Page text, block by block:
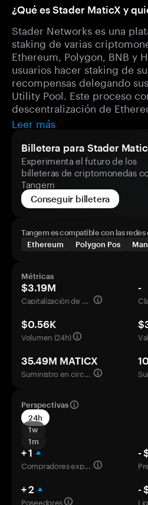
¿Qué es Stader MaticX y
Stader Networks es una
staking de varias
Ethereum, Polygon, BNB y
usuarios hacer staking de
recompensas delegando
Utility Pool. Este proceso
descentralización de
Leer más
Billetera para Stader
Experimenta el futuro de los
billeteras de criptomonedas
Tangem
Conseguir billetera
Tangem es compatible con las redes
Ethereum
Polygon Pos
Métricas
$3.19M
Capitalización de mercado
-
$0.56K
Volumen (24h)
35.49M MATICX
Suministro en circulación
Perspectivas
24h
1w
1m
+ 1
Compradores experimentados
-
+ 2
Poseedores
-